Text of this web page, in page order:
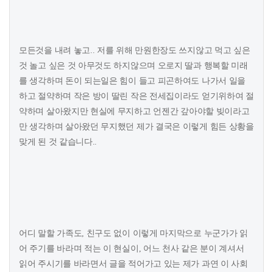
모든것을 내려 놓고.. 저를 위해 만원한장도 쓰지않고 먹고 싶은
것 놀고 싶은 것 아무것도 하지않으며 오로지 딸과 행복할 미래
를 생각하며 돈이 되는일은 힘이 들고 피곤하여도 나가서 일을
하고 절약하며 작은 방이 딸린 작은 전세집이라도 얻기위하여 절
약하며 살아왔지만 현실에 무지하고 언젠간 갚아야할 빚이라고
만 생각하며 살아왔던 무지했던 제가 결국은 이렇게 힘든 상황을
맞게 된 것 같습니다..
어디 말할 가족도, 친구도 없이 이렇게 마지막으로 누군가가 읽
어 주기를 바라며 적는 이 현실이, 어느 천사 같은 분이 계셔서
읽어 주시기를 바라면서 글을 적어가고 있는 제가 과연 이 사회